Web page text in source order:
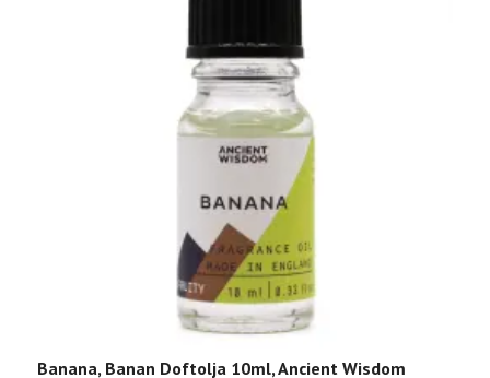
Banana, Banan Doftolja 10ml, Ancient Wisdom